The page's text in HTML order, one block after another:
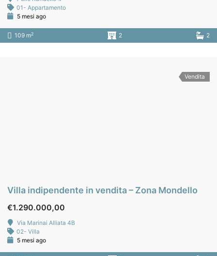
01- Appartamento
5 mesi ago
109 m2 2 2
Vendita
Villa indipendente in vendita – Zona Mondello
€1.290.000,00
Via Marinai Alliata 4B
02- Villa
5 mesi ago